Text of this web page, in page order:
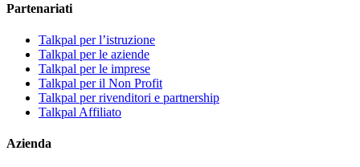
Partenariati
Talkpal per l’istruzione
Talkpal per le aziende
Talkpal per le imprese
Talkpal per il Non Profit
Talkpal per rivenditori e partnership
Talkpal Affiliato
Azienda